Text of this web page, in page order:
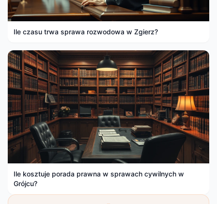
Ile czasu trwa sprawa rozwodowa w Zgierz?
Ile kosztuje porada prawna w sprawach cywilnych w
Grójcu?